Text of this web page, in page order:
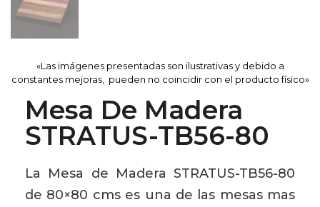
«Las imágenes presentadas son ilustrativas y debido a
constantes mejoras, pueden no coincidir con el producto físico»
Mesa De Madera
STRATUS-TB56-80
La Mesa de Madera STRATUS-TB56-80
de 80×80 cms es una de las mesas mas